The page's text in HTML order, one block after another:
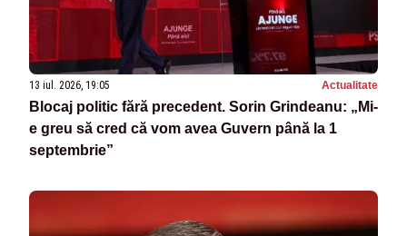
13 iul. 2026, 19:05 Actualitate
Blocaj politic fără precedent. Sorin Grindeanu: „Mi-
e greu să cred că vom avea Guvern până la 1
septembrie”